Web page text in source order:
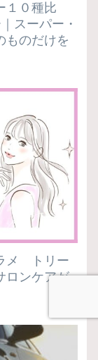
１０種比
スーパー・
ものだけを
メ トリー
ロンケアが